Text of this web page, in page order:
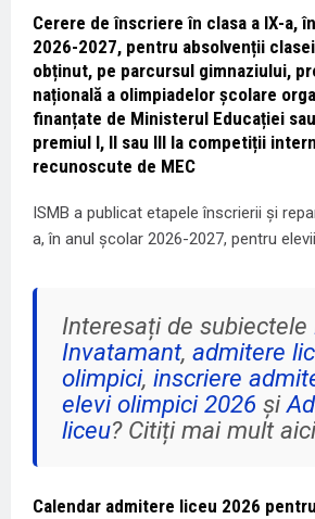
Cerere de înscriere în clasa a IX-a,
2026-2027, pentru absolvenții
obținut, pe parcursul gimnaziului,
națională a olimpiadelor școlare
finanțate de Ministerul Educației
premiul I, II sau III la competiții
recunoscute de MEC
ISMB a publicat etapele înscrierii și
a, în anul școlar 2026-2027, pentru
Interesați de subiectele
Invatamant, admitere
olimpici, inscriere
elevi olimpici 2026 și
liceu? Citiți mai mult
Calendar admitere liceu 2026